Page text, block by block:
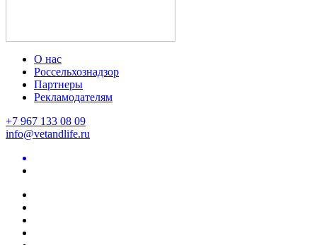
О нас
Россельхознадзор
Партнеры
Рекламодателям
+7 967 133 08 09
info@vetandlife.ru